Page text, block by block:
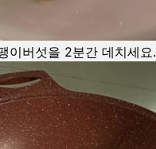
이버섯을 2분간 데치세요.